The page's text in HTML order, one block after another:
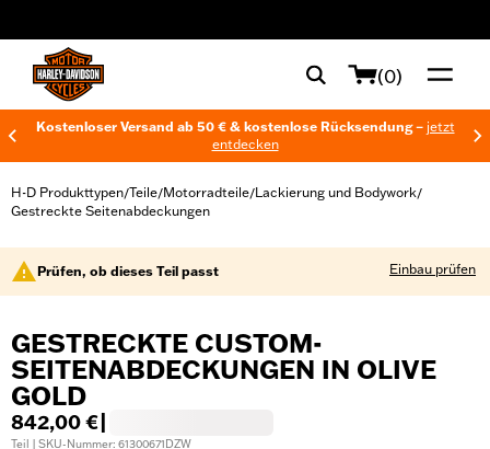
(0)
Kostenloser Versand ab 50 € & kostenlose Rücksendung – jetzt
entdecken
H-D Produkttypen/Teile/Motorradteile/Lackierung und Bodywork/
Gestreckte Seitenabdeckungen
Prüfen, ob dieses Teil passt Einbau prüfen
GESTRECKTE CUSTOM-
SEITENABDECKUNGEN IN OLIVE
GOLD
842,00 €
Teil | SKU-Nummer: 61300671DZW